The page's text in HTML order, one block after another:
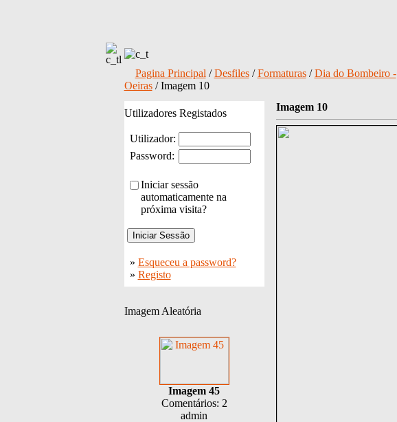
Pagina Principal /Desfiles/Formaturas/Dia do Bombeiro -
Oeiras/ Imagem 10
Utilizadores Registados
Utilizador:
Password:
Iniciar sessão
automaticamente na
próxima visita?
» Esqueceu a password?
» Registo
Imagem Aleatória
Imagem 45
Comentários: 2
admin
Imagem 10